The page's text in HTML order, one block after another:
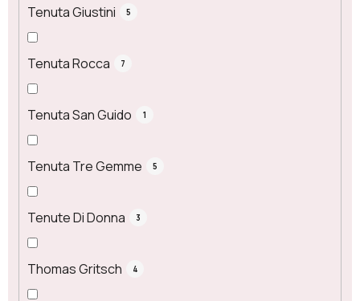
Tenuta Giustini 5
Tenuta Rocca 7
Tenuta San Guido 1
Tenuta Tre Gemme 5
Tenute Di Donna 3
Thomas Gritsch 4